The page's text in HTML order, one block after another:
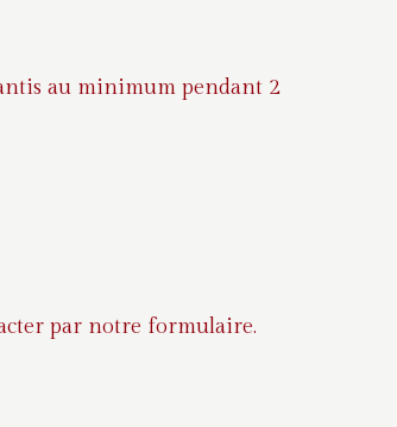
au minimum pendant 2
par notre formulaire.